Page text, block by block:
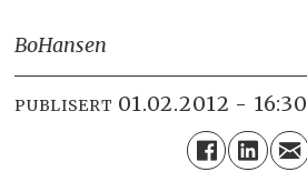
BoHansen
PUBLISERT 01.02.2012 - 16:30